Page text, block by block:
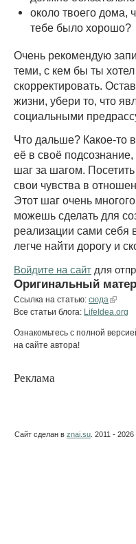
около твоего дома,
тебе было хорошо?
Очень рекомендую
теми, с кем бы ты
скорректировать.
жизни, убери то, что
социальными
Что дальше? Какое-то
её в своё
шаг за шагом.
свои чувства в
Этот шаг очень
можешь сделать для
реализации сами себя
легче найти дорогу и
Войдите на сайт для
Оригинальный
Ссылка на статью: сюда
Все статьи блога: LifeIdea.org
Ознакомьтесь с полной
на сайте автора!
Реклама
Сайт сделан в znai.su . 2011 - 2026